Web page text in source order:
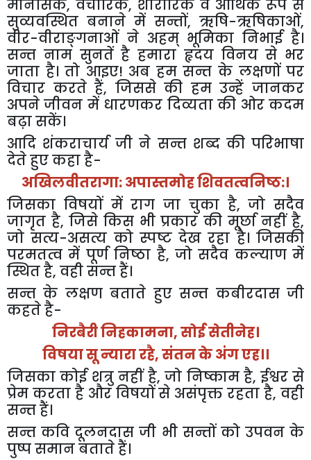
मानसिक, वैचारिक, शारीरिक व आर्थिक रूप से
सुव्यवस्थित बनाने में सन्तों, ऋषि-ऋषिकाओं,
वीर-वीराङ्गनाओं ने अहम् भूमिका निभाई है।
सन्त नाम सुनतें है हमारा हृदय विनय से भर
जाता है। तो आइए! अब हम सन्त के लक्षणों पर
विचार करते हैं, जिससे की हम उन्हें जानकर
अपने जीवन में धारणकर दिव्यता की ओर कदम
बढ़ासकें।
आदि शंकराचार्य जी ने सन्त शब्द की परिभाषा
देतेहुएकहाहै-
अखिलवीतरागा:अपास्तमोहशिवतत्वनिष्ठ:।
जिसका विषयों में राग जा चुका है,जो सदैव
जागृत है,जिसे किस भी प्रकार की मूर्छा नहीं है,
जो सत्य-असत्य को स्पष्ट देख रहा है। जिसकी
परमतत्व में पूर्ण निष्ठा है, जो सदैव कल्याण में
स्थितहै, वहीसन्तहैं।
सन्त के लक्षण बताते हुए सन्त कबीरदास जी
कहतेहै-
निरबैरीनिहकामना,सोईसेतीनेह।
विषयासून्यारारहै,संतनकेअंगएह।।
जिसका कोई शत्रु नहीं है,जो निष्काम है,ईश्वर से
प्रेम करता है और विषयों से असंपृक्त रहता है,वही
सन्तहैं।
सन्त कवि दूलनदास जी भी सन्तों को उपवन के
पुष्पसमानबतातेहैं।